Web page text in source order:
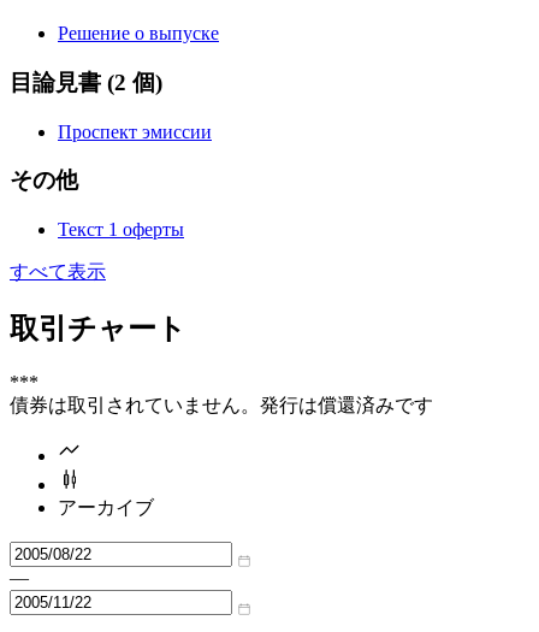
Решение о выпуске
目論見書 (2 個)
Проспект эмиссии
その他
Текст 1 оферты
すべて表示
取引チャート
***
債券は取引されていません。発行は償還済みです
アーカイブ
—